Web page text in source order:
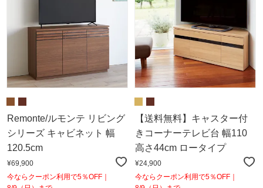
Remonte/ルモンテ リビング
シリーズ キャビネット 幅
120.5cm
¥69,900
今ならクーポン利用で5％OFF｜
【送料無料】キャスター付
きコーナーテレビ台 幅110
高さ44cm ロータイプ
¥24,900
今ならクーポン利用で5％OFF｜